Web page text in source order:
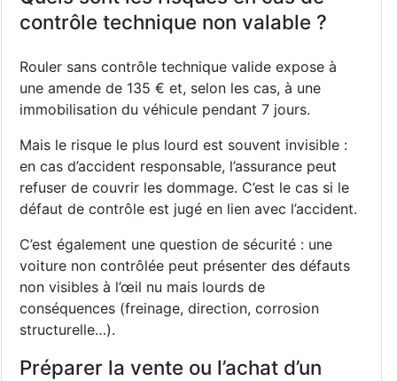
contrôle technique non valable ?
Rouler sans contrôle technique valide expose à
une amende de 135 € et, selon les cas, à une
immobilisation du véhicule pendant 7 jours.
Mais le risque le plus lourd est souvent invisible :
en cas d’accident responsable, l’assurance peut
refuser de couvrir les dommage. C’est le cas si le
défaut de contrôle est jugé en lien avec l’accident.
C’est également une question de sécurité : une
voiture non contrôlée peut présenter des défauts
non visibles à l’œil nu mais lourds de
conséquences (freinage, direction, corrosion
structurelle…).
Préparer la vente ou l’achat d’un